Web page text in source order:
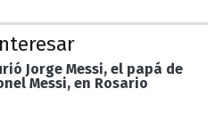
Jorge Messi, el papá de
Messi, en Rosario